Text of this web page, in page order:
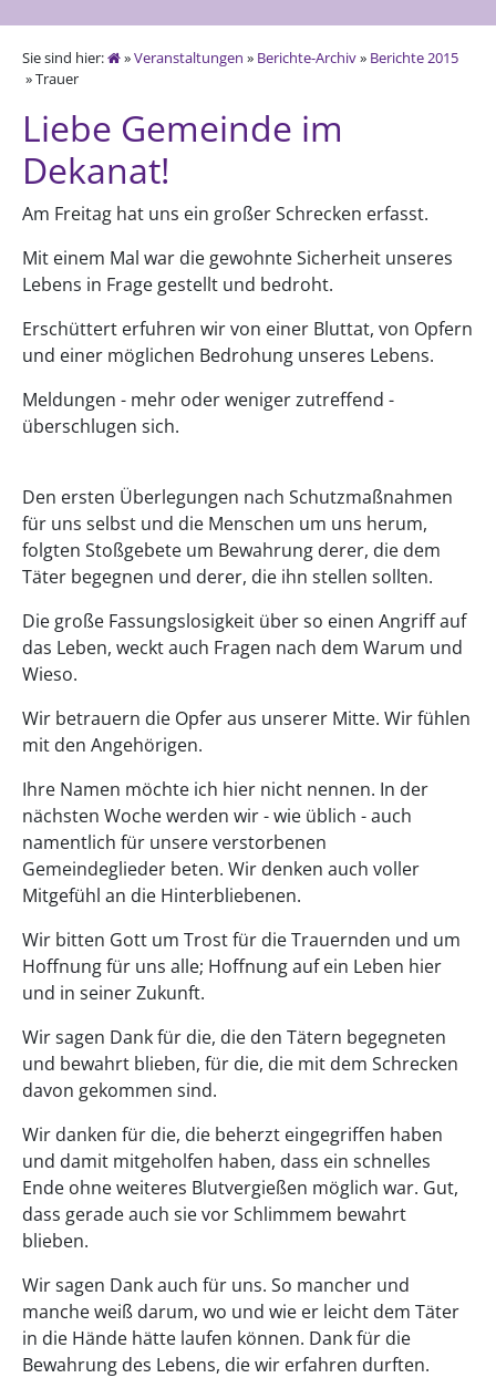
Sie sind hier: »Veranstaltungen » Berichte-Archiv» Berichte 2015
» Trauer
Liebe Gemeinde im
Dekanat!
Am Freitag hat uns ein großer Schrecken erfasst.
Mit einem Mal war die gewohnte Sicherheit unseres
Lebens in Frage gestellt und bedroht.
Erschüttert erfuhren wir von einer Bluttat, von Opfern
und einer möglichen Bedrohung unseres Lebens.
Meldungen - mehr oder weniger zutreffend -
überschlugen sich.
Den ersten Überlegungen nach Schutzmaßnahmen
für uns selbst und die Menschen um uns herum,
folgten Stoßgebete um Bewahrung derer, die dem
Täter begegnen und derer, die ihn stellen sollten.
Die große Fassungslosigkeit über so einen Angriff auf
das Leben, weckt auch Fragen nach dem Warum und
Wieso.
Wir betrauern die Opfer aus unserer Mitte. Wir fühlen
mit den Angehörigen.
Ihre Namen möchte ich hier nicht nennen. In der
nächsten Woche werden wir - wie üblich - auch
namentlich für unsere verstorbenen
Gemeindeglieder beten. Wir denken auch voller
Mitgefühl an die Hinterbliebenen.
Wir bitten Gott um Trost für die Trauernden und um
Hoffnung für uns alle; Hoffnung auf ein Leben hier
und in seiner Zukunft.
Wir sagen Dank für die, die den Tätern begegneten
und bewahrt blieben, für die, die mit dem Schrecken
davon gekommen sind.
Wir danken für die, die beherzt eingegriffen haben
und damit mitgeholfen haben, dass ein schnelles
Ende ohne weiteres Blutvergießen möglich war. Gut,
dass gerade auch sie vor Schlimmem bewahrt
blieben.
Wir sagen Dank auch für uns. So mancher und
manche weiß darum, wo und wie er leicht dem Täter
in die Hände hätte laufen können. Dank für die
Bewahrung des Lebens, die wir erfahren durften.